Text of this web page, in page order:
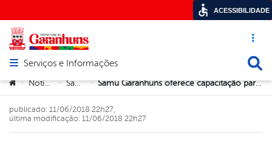
Acesso
Abrir menu principal de navegação
Serviços e Informações
Você está aqui:
> Notícias > Saúde > Samu Garanhuns oferece capacitação para profissionais da área de Saúde
publicado: 11/06/2018 22h27,
última modificação: 11/06/2018 22h27
ACESSIBILIDADE